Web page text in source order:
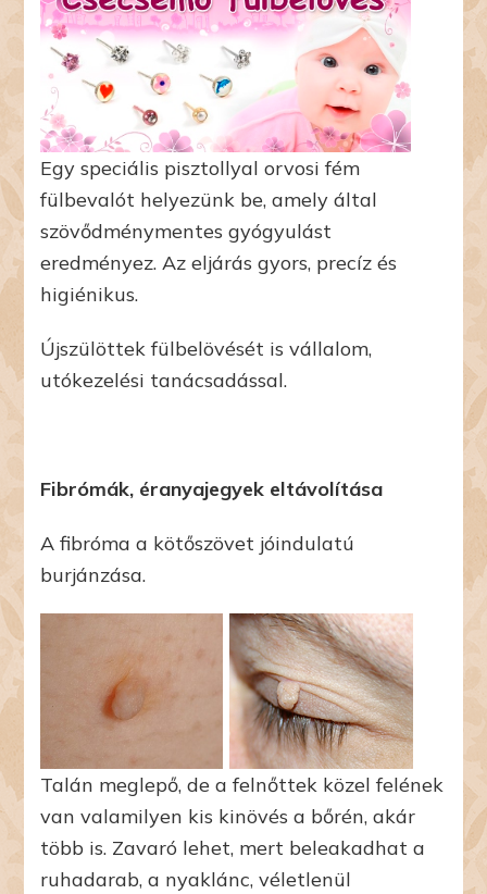
Egy speciális pisztollyal orvosi fém
fülbevalót helyezünk be, amely által
szövődménymentes gyógyulást
eredményez. Az eljárás gyors, precíz és
higiénikus.
Újszülöttek fülbelövését is vállalom,
utókezelési tanácsadással.
Fibrómák, éranyajegyek eltávolítása
A fibróma a kötőszövet jóindulatú
burjánzása.
Talán meglepő, de a felnőttek közel felének
van valamilyen kis kinövés a bőrén, akár
több is. Zavaró lehet, mert beleakadhat a
ruhadarab, a nyaklánc, véletlenül